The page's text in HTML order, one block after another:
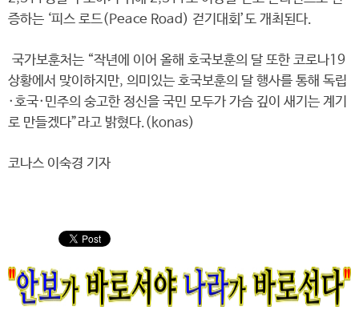
증하는 ‘피스 로드(Peace Road) 걷기대회’도 개최된다.
국가보훈처는 “작년에 이어 올해 호국보훈의 달 또한 코로나19
상황에서 맞이하지만, 의미있는 호국보훈의 달 행사를 통해 독립
·호국·민주의 숭고한 정신을 국민 모두가 가슴 깊이 새기는 계기
로 만들겠다”라고 밝혔다.(konas)
코나스 이숙경 기자